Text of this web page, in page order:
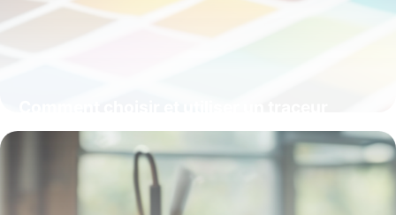
grand format pour des impressions
précises